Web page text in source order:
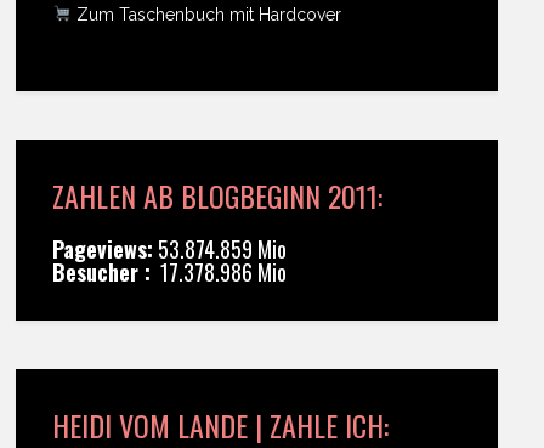
Zum Taschenbuch mit Hardcover
ZAHLEN AB BLOGBEGINN 2011:
Pageviews: 53.874.859 Mio
Besucher : 17.378.986 Mio
HEIDI VOM LANDE | ZAHLE ICH: